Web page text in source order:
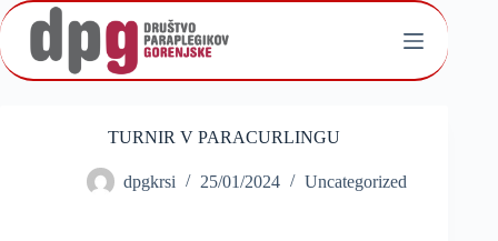
Skip
to
content
TURNIR V PARACURLINGU
dpgkrsi 25/01/2024 Uncategorized